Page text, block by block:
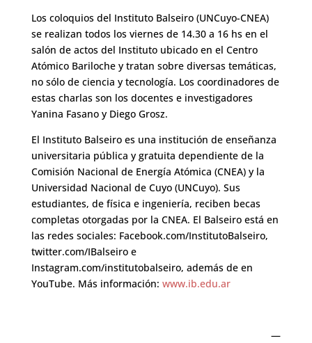
Los coloquios del Instituto Balseiro (UNCuyo-CNEA)
se realizan todos los viernes de 14.30 a 16 hs en el
salón de actos del Instituto ubicado en el Centro
Atómico Bariloche y tratan sobre diversas temáticas,
no sólo de ciencia y tecnología. Los coordinadores de
estas charlas son los docentes e investigadores
Yanina Fasano y Diego Grosz.
El Instituto Balseiro es una institución de enseñanza
universitaria pública y gratuita dependiente de la
Comisión Nacional de Energía Atómica (CNEA) y la
Universidad Nacional de Cuyo (UNCuyo). Sus
estudiantes, de física e ingeniería, reciben becas
completas otorgadas por la CNEA. El Balseiro está en
las redes sociales: Facebook.com/InstitutoBalseiro,
twitter.com/IBalseiro e
Instagram.com/institutobalseiro, además de en
YouTube. Más información: www.ib.edu.ar
—